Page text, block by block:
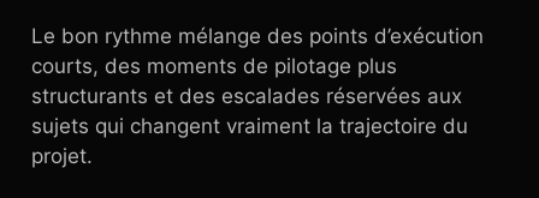
Le bon rythme mélange des points d’exécution
courts, des moments de pilotage plus
structurants et des escalades réservées aux
sujets qui changent vraiment la trajectoire du
projet.